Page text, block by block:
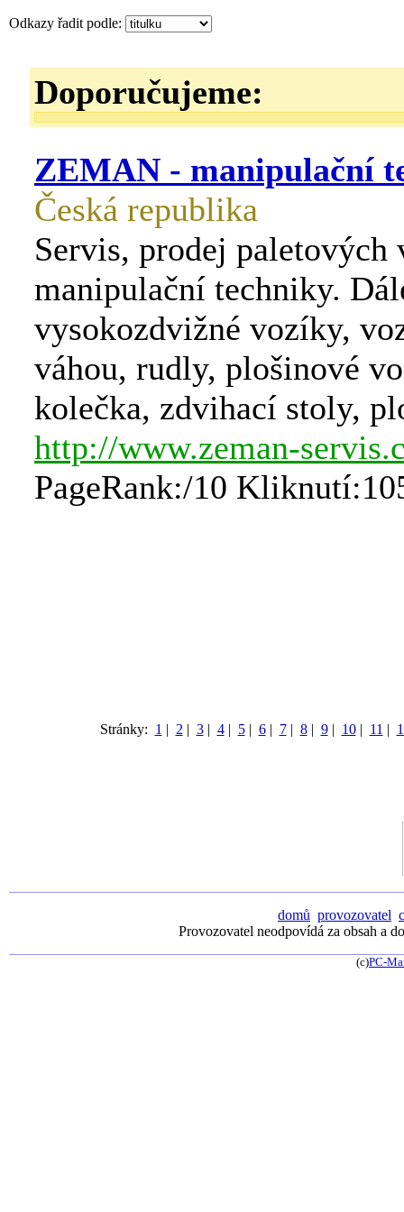
Odkazy řadit podle:
Doporučujeme:
ZEMAN - manipulační
Česká republika
Servis, prodej paletových
manipulační techniky.
vysokozdvižné vozíky,
váhou, rudly, plošinové
kolečka, zdvihací stoly,
http://www.zeman-
PageRank:/10
Stránky: 1 | 2 | 3| 4| 5| 6| 7| 8| 9| 10| 11 |
domů provozovatel
Provozovatel neodpovídá za obsah a
(c)PC-